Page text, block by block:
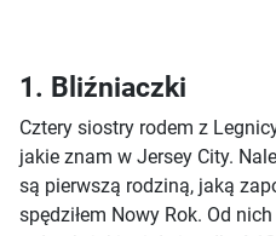
1. Bliźniaczki
Cztery siostry rodem z
jakie znam w Jersey City.
są pierwszą rodziną, jaką
spędziłem Nowy Rok. Od